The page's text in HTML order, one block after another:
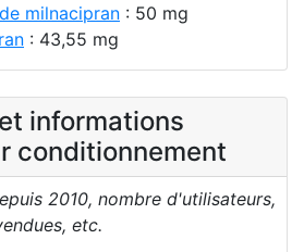
milnacipran : 50 mg
: 43,55 mg
informations
conditionnement
2010, nombre d'utilisateurs,
etc.